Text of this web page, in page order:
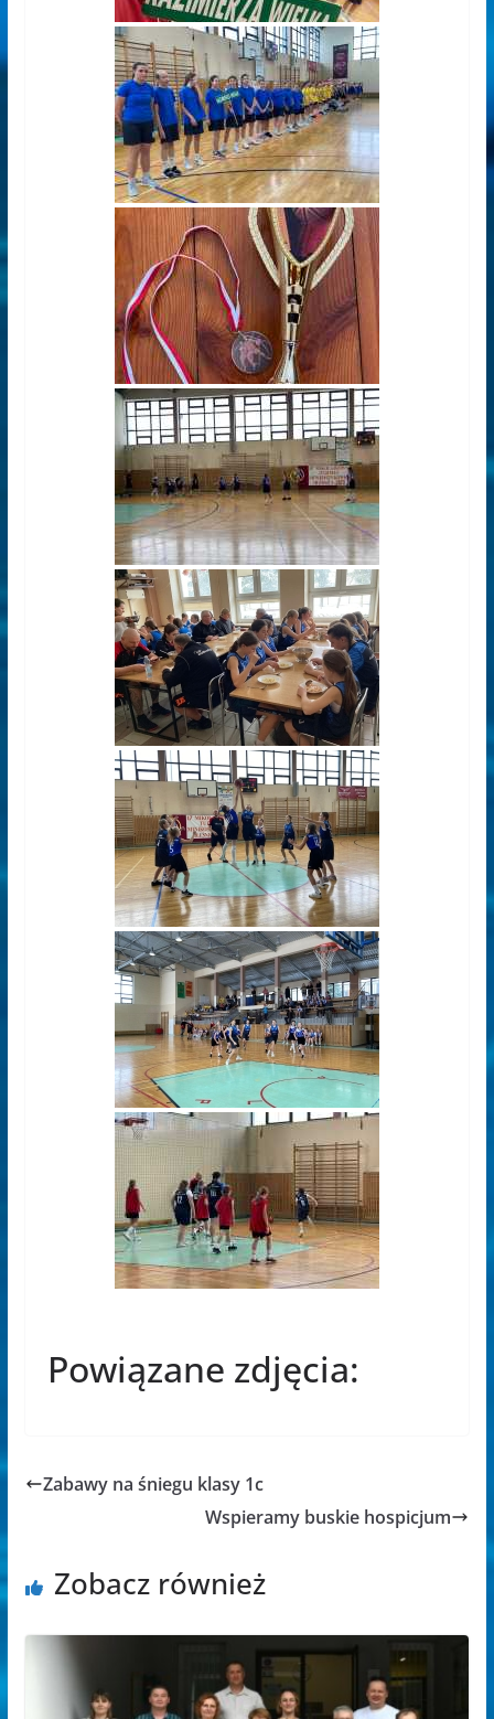
Powiązane zdjęcia:
Zabawy na śniegu klasy 1c
Wspieramy buskie hospicjum
Zobacz również